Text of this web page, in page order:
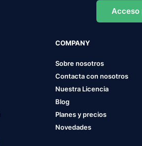
Acceso
COMPANY
Sobre nosotros
Contacta con nosotros
Nuestra Licencia
Blog
Planes y precios
Novedades